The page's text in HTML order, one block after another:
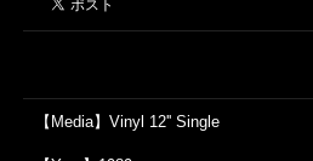
【Media】Vinyl 12'' Single